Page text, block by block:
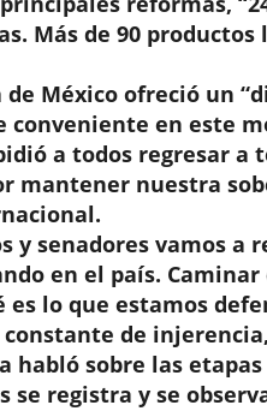
Más de 90
de México ofreció un
en este
a todos regresar
mantener nuestra
y senadores vamos
en el país.
es lo que estamos
constante de
habló sobre las
se registra y se